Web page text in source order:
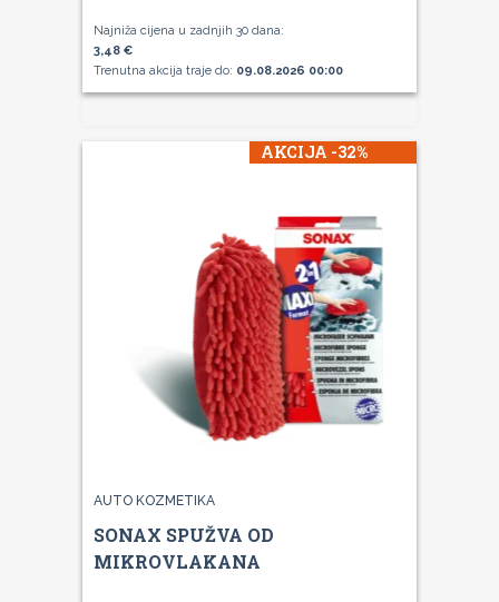
Najniža cijena u zadnjih 30 dana:
3,48 €
Trenutna akcija traje do: 09.08.2026 00:00
AKCIJA -32%
AUTO KOZMETIKA
SONAX SPUŽVA OD
MIKROVLAKANA